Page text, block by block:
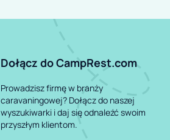
Dołącz do CampRest.com
Prowadzisz firmę w branży
caravaningowej? Dołącz do naszej
wyszukiwarki i daj się odnaleźć swoim
przyszłym klientom.